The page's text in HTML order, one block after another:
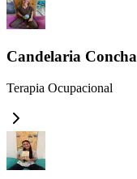
Candelaria Concha
Terapia Ocupacional